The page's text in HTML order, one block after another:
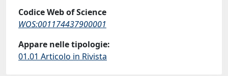
Codice Web of Science
WOS:001174437900001
Appare nelle tipologie:
01.01 Articolo in Rivista